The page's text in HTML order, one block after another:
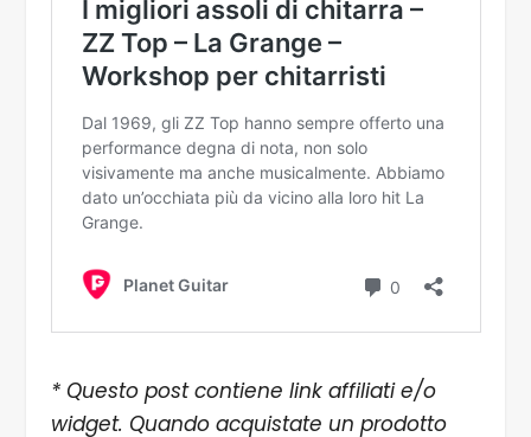
* Questo post contiene link affiliati e/o
widget. Quando acquistate un prodotto